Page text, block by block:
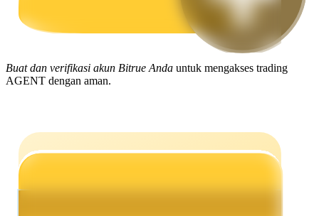
Pelajari cara untuk tetap menghasilkan keuntungan
Menghasilkan
Buat dan verifikasi akun Bitrue Anda untuk mengakses trading
AGENT dengan aman.